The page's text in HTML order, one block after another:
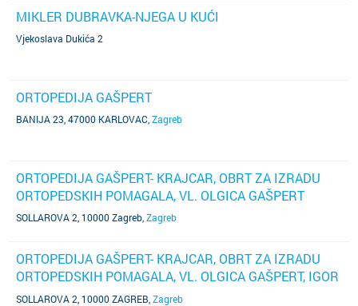
MIKLER DUBRAVKA-NJEGA U KUĆI
Vjekoslava Dukića 2
ORTOPEDIJA GAŠPERT
BANIJA 23, 47000 KARLOVAC Zagreb
ORTOPEDIJA GAŠPERT- KRAJCAR, OBRT ZA IZRADU
ORTOPEDSKIH POMAGALA, VL. OLGICA GAŠPERT
SOLLAROVA 2, 10000 Zagreb Zagreb
ORTOPEDIJA GAŠPERT- KRAJCAR, OBRT ZA IZRADU
ORTOPEDSKIH POMAGALA, VL. OLGICA GAŠPERT, IGOR
KRAJCAR I DARKO GAŠPERT, ZAGREB, SOLLAROVA 2
SOLLAROVA 2, 10000 ZAGREB Zagreb